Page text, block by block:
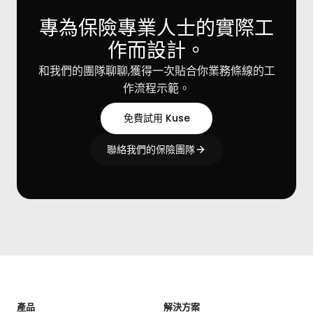
專為保險專業人士的實際工
作而設計。
和我們的團隊聊聊,獲得一次貼合你業務條線的工
作流程示範。
免費試用 Kuse
聯絡我們的保險團隊
產品 解決方案